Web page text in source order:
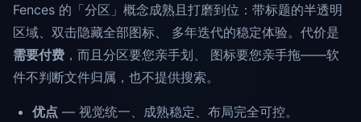
Fences 的「分区」概念成熟且打磨到位：带标题的半透明
区域、双击隐藏全部图标、 多年迭代的稳定体验。代价是
需要付费 ，而且分区要您亲手划、 图标要您亲手拖——软
件不判断文件归属，也不提供搜索。
优点 — 视觉统一、成熟稳定、布局完全可控。